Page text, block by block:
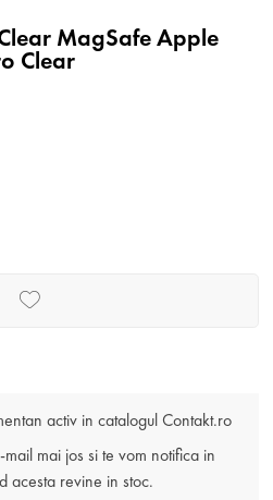
MagSafe Apple
Clear
activ in catalogul Contakt.ro
mai jos si te vom notifica in
acesta revine in stoc.